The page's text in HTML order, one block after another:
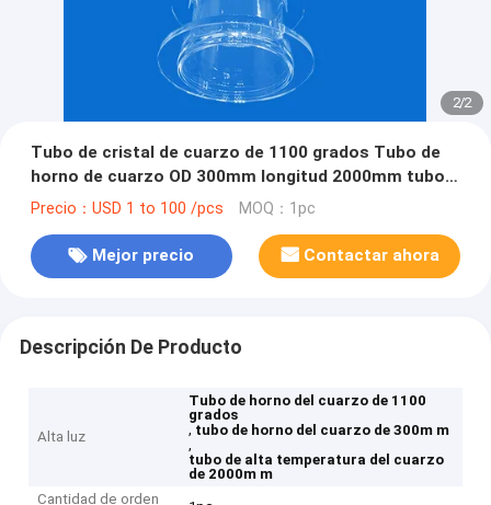
2/2
Tubo de cristal de cuarzo de 1100 grados Tubo de
horno de cuarzo OD 300mm longitud 2000mm tubo
de cuarzo de alta temperatura
Precio：USD 1 to 100 /pcs MOQ：1pc
Mejor precio Contactar ahora
Descripción De Producto
Alta luz
Tubo de horno del cuarzo de 1100
grados
, tubo de horno del cuarzo de 300m m
,
tubo de alta temperatura del cuarzo
de 2000m m
Cantidad de orden